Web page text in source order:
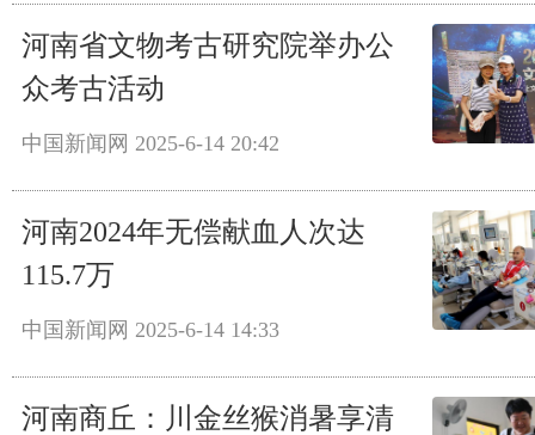
河南省文物考古研究院举办公
众考古活动
中国新闻网 2025-6-14 20:42
河南2024年无偿献血人次达
115.7万
中国新闻网 2025-6-14 14:33
河南商丘：川金丝猴消暑享清